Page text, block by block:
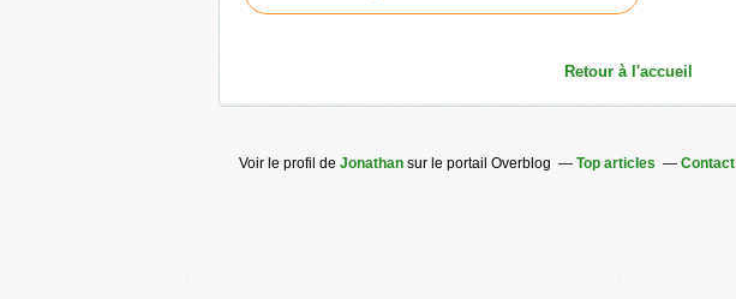
Retour à l'accueil
Voir le profil de Jonathan sur le portail Overblog Top articles Contact